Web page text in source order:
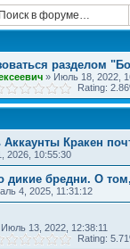
разделом
» Июль 18, 2022,
Rating:
Аккаунты Кракен
2026, 10:55:30
дикие бредни. О
4, 2025, 11:31:12
Июль 13, 2022, 12:38:11
Rating: